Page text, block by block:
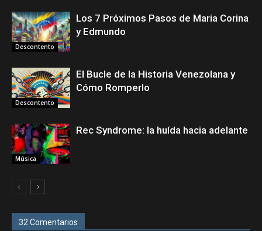
Descontento
Los 7 Próximos Pasos de Maria Corina
y Edmundo
Descontento
El Bucle de la Historia Venezolana y
Cómo Romperlo
Música
Rec Syndrome: la huída hacia adelante
32 Comentarios